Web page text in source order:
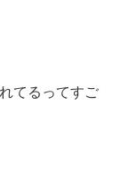
てるってすご